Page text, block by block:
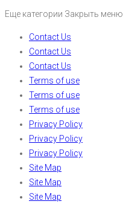
Еще категории Закрыть меню
Contact Us
Contact Us
Contact Us
Terms of use
Terms of use
Terms of use
Privacy Policy
Privacy Policy
Privacy Policy
Site Map
Site Map
Site Map